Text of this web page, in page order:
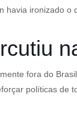
havia ironizado
fora do
políticas de